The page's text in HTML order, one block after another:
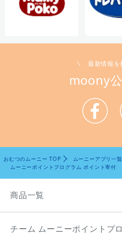
最新情報を
moony
おむつのムーニー TOP
ムーニーアプリ一覧
ムーニーポイントプログラム ポイント寄付
商品一覧
チーム ムーニーポイントプ